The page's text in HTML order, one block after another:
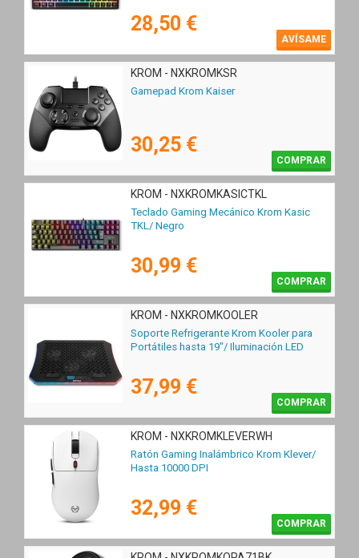
28,50 €
AVÍSAME
KROM - NXKROMKSR
Gamepad Krom Kaiser
30,25 €
COMPRAR
KROM - NXKROMKASICTKL
Teclado Gaming Mecánico Krom Kasic
TKL/ Negro
30,99 €
COMPRAR
KROM - NXKROMKOOLER
Soporte Refrigerante Krom Kooler para
Portátiles hasta 19"/ Iluminación LED
37,99 €
COMPRAR
KROM - NXKROMKLEVERWH
Ratón Gaming Inalámbrico Krom Klever/
Hasta 10000 DPI
32,99 €
COMPRAR